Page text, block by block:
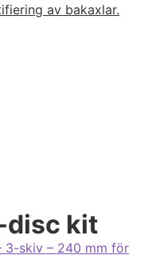
av bakaxlar.
disc kit